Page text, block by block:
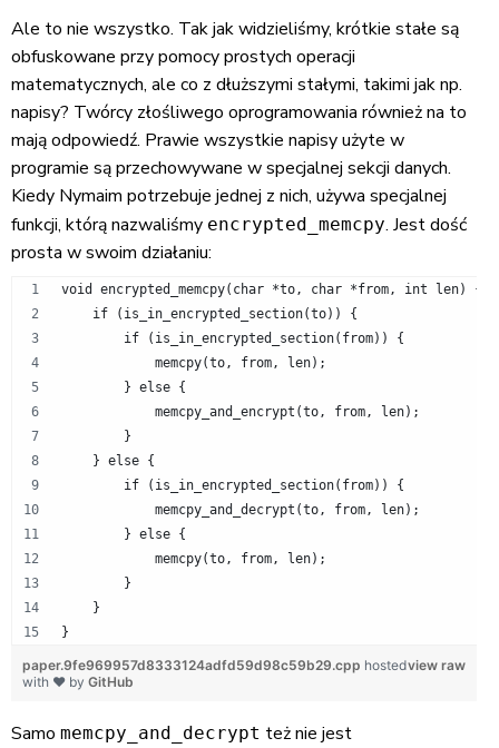
Ale to nie wszystko. Tak jak widzieliśmy, krótkie stałe są
obfuskowane przy pomocy prostych operacji
matematycznych, ale co z dłuższymi stałymi, takimi jak np.
napisy? Twórcy złośliwego oprogramowania również na to
mają odpowiedź. Prawie wszystkie napisy użyte w
programie są przechowywane w specjalnej sekcji danych.
Kiedy Nymaim potrzebuje jednej z nich, używa specjalnej
funkcji, którą nazwaliśmy encrypted_memcpy. Jest dość
prosta w swoim działaniu:
void encrypted_memcpy(char *to, char *from, int len) {
    if (is_in_encrypted_section(to)) {
        if (is_in_encrypted_section(from)) {
            memcpy(to, from, len);
        } else {
            memcpy_and_encrypt(to, from, len);
        }
    } else {
        if (is_in_encrypted_section(from)) {
            memcpy_and_decrypt(to, from, len);
        } else {
            memcpy(to, from, len);
        }
    }
}
view raw
paper.9fe969957d8333124adfd59d98c59b29.cpp hosted
with ❤ by GitHub
Samo memcpy_and_decrypt też nie jest